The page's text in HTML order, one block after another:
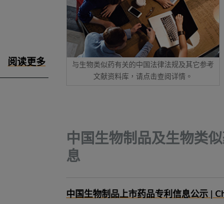
与生物类似药有关的中国法律法规及其它参考
文献资料库，请点击查阅详情。
中国生物制品及生物类
息
中国生物制品上市药品专利信息公示 |